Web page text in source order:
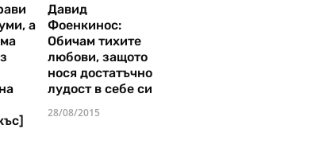
а
Давид
Фоенкинос:
Обичам тихите
любови, защото
нося достатъчно
лудост в себе си
28/08/2015